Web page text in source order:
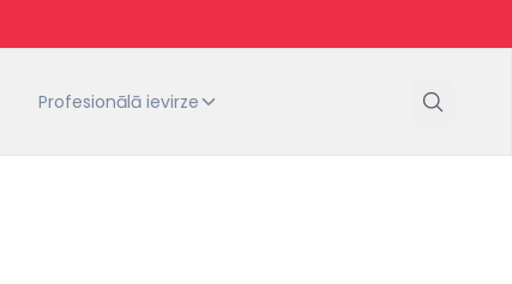
Profesionālā ievirze